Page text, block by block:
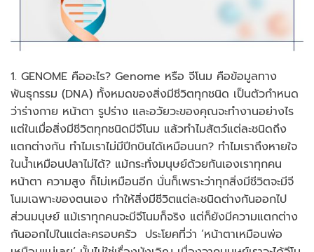
1. GENOME คืออะไร? Genome หรือ จีโนม คือข้อมูลทาง
พันธุกรรม (DNA) ทั้งหมดของสิ่งมีชีวิตทุกชนิด เป็นตัวกำหนด
ว่าร่างกาย หน้าตา รูปร่าง และอวัยวะของคุณจะทำงานอย่างไร
แต่ในเมื่อสิ่งมีชีวิตทุกชนิดมีจีโนม แล้วทำไมสัตว์แต่ละชนิดถึง
แตกต่างกัน ทำไมเราไม่มีปีกบินได้เหมือนนก? ทำไมเราถึงหายใจ
ในน้ำเหมือนปลาไม่ได้? แม้กระทั่งมนุษย์ด้วยกันเองเราทุกคน
หน้าตา ความสูง ก็ไม่เหมือนอีก นั่นก็เพราะว่าทุกสิ่งมีชีวิตจะมีจี
โนมเฉพาะของตนเอง ทำให้สิ่งมีชีวิตแต่ละชนิดต่างกันออกไป
ส่วนมนุษย์ แม้เราทุกคนจะมีจีโนมก็จริง แต่ก็ยังมีความแตกต่าง
กันออกไปในแต่ละครอบครัว ประโยคที่ว่า ‘หน้าตาเหมือนพ่อ